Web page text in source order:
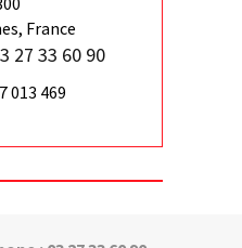
France
27 33 60 90
013 469